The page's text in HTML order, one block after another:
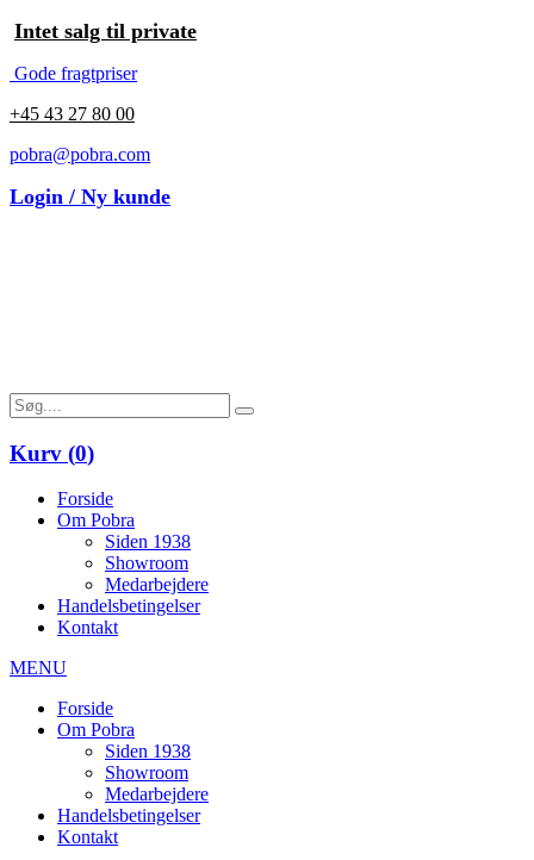
Intet salg til private
Gode fragtpriser
+45 43 27 80 00
pobra@pobra.com
Login / Ny kunde
Kurv (0)
Forside
Om Pobra
Siden 1938
Showroom
Medarbejdere
Handelsbetingelser
Kontakt
MENU
Forside
Om Pobra
Siden 1938
Showroom
Medarbejdere
Handelsbetingelser
Kontakt